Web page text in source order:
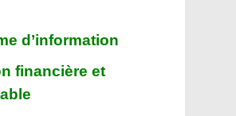
d’information
financière et